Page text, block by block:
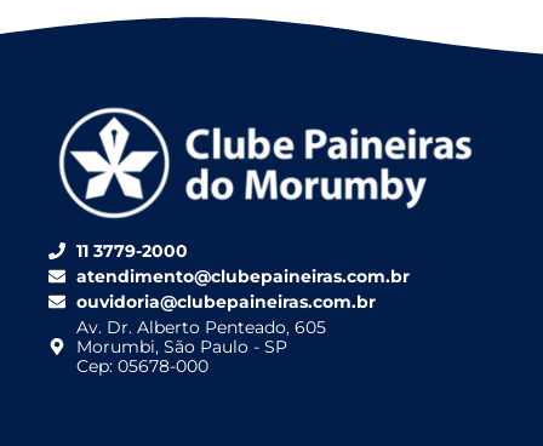
11 3779-2000
atendimento@clubepaineiras.com.br
ouvidoria@clubepaineiras.com.br
Av. Dr. Alberto Penteado, 605
Morumbi, São Paulo - SP
Cep: 05678-000